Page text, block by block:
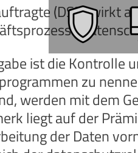
(DSB) wirkt
ist die Kontrolle
zu
werden mit dem
liegt auf der
der Daten